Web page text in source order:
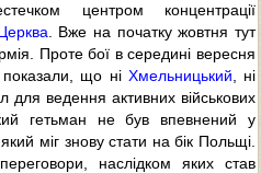
центром концентрації
. Вже на початку жовтня тут
Проте бої в середині вересня
що ні Хмельницький , ні
ведення активних військових
гетьман не був впевнений у
міг знову стати на бік Польщі.
наслідком яких став